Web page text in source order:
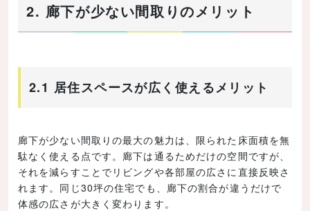
2. 廊下が少ない間取りのメリット
2.1 居住スペースが広く使えるメリット
廊下が少ない間取りの最大の魅力は、限られた床面積を無
駄なく使える点です。廊下は通るためだけの空間ですが、
それを減らすことでリビングや各部屋の広さに直接反映さ
れます。同じ30坪の住宅でも、廊下の割合が違うだけで
体感の広さが大きく変わります。